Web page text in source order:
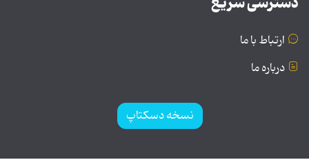
ارتباط با ما
درباره ما
نسخه دسکتاپ